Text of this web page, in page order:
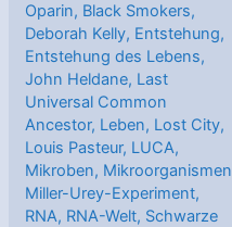
Oparin, Black Smokers,
Deborah Kelly, Entstehung,
Entstehung des Lebens,
John Heldane, Last
Universal Common
Ancestor, Leben, Lost City,
Louis Pasteur, LUCA,
Mikroben, Mikroorganismen
Miller-Urey-Experiment,
RNA, RNA-Welt, Schwarze